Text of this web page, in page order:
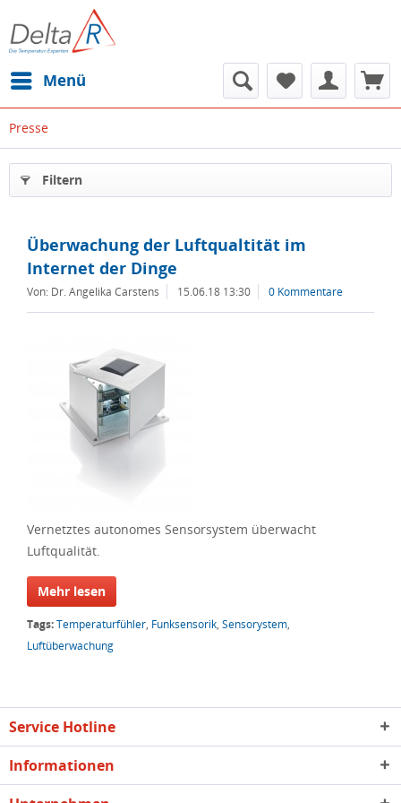
Menü
Presse
Filtern
Überwachung der Luftqualtität im
Internet der Dinge
Von: Dr. Angelika Carstens 15.06.18 13:30 0 Kommentare
Vernetztes autonomes Sensorsystem überwacht
Luftqualität.
Mehr lesen
Tags:Temperaturfühler, Funksensorik, Sensorystem,
Luftüberwachung
Service Hotline
Informationen